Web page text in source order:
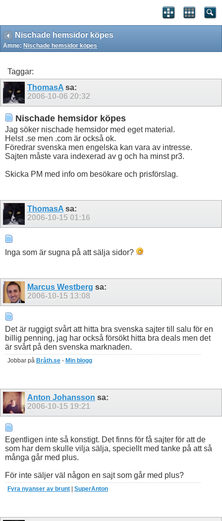
Nischade hemsidor köpes
Ämne: Nischade hemsidor köpes
Taggar:
ThomasA sa:
2006-10-06 20:32
Nischade hemsidor köpes
Jag söker nischade hemsidor med eget material.
Helst .se men .com är också ok.
Föredrar svenska men engelska kan vara av intresse.
Sajten måste vara indexerad av g och ha minst pr3.
Skicka PM med info om besökare och prisförslag.
ThomasA sa:
2006-10-15 01:16
Inga som är sugna på att sälja sidor?
Marcus Westberg sa:
2006-10-15 13:08
Det är ruggigt svårt att hitta bra svenska sajter till salu för en
billig penning, jag har också försökt hitta bra deals men det
är svårt på den svenska marknaden.
Jobbar på Bråth.se - Min blogg
Anton Johansson sa:
2006-10-15 19:21
Egentligen inte så konstigt. Det finns för få sajter för att de
som har dem skulle vilja sälja, speciellt med tanke på att så
många går med plus.
För inte säljer väl någon en sajt som går med plus?
Fyra nyanser av brunt SuperAnton